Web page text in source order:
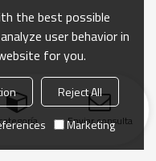
Enviar consulta
the best possible
user behavior in
for you.
Reject All
Marketing